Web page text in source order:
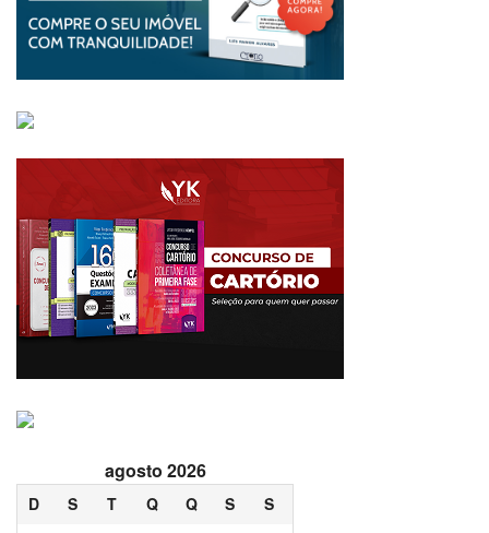
agosto 2026
D S T Q Q S
S